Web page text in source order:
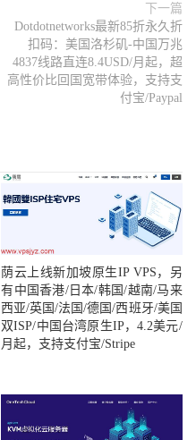
下一篇
Dotdotnetworks最新85折永久折
扣码：美国洛杉矶-中国万兆
4837线路直连8.4USD/月起，超
高性价比回国宽带体验，支持支
付宝/Paypal
荫云上线新加坡原生IP VPS，另
有中国香港/日本/韩国/越南/马来
西亚/英国/法国/德国/西班牙/美国
双ISP/中国台湾原生IP，4.2美元/
月起，支持支付宝/Stripe